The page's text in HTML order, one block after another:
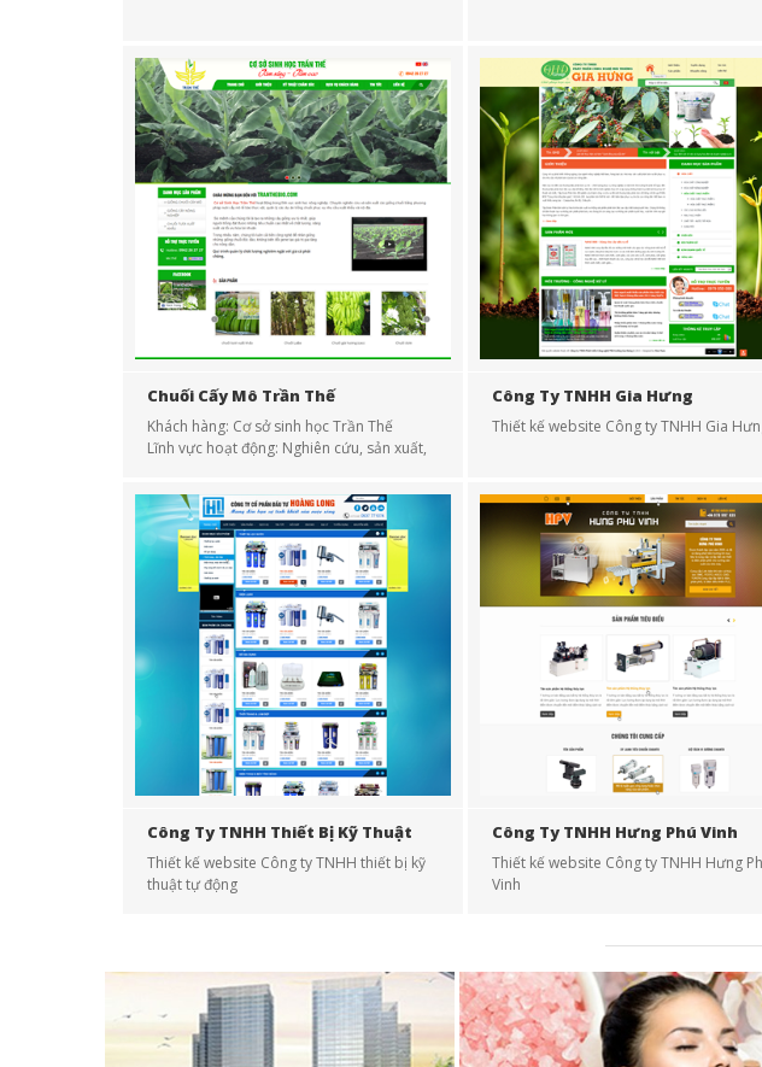
Chuối Cấy Mô Trần Thế
Khách hàng: Cơ sở sinh học Trần Thế
Lĩnh vực hoạt động: Nghiên cứu, sản xuất,
Công Ty TNHH Gia Hưng
Thiết kế website Công ty TNHH Gia
Công Ty TNHH Thiết Bị Kỹ Thuật
Tự Động
Thiết kế website Công ty TNHH thiết bị kỹ
thuật tự động
Công Ty TNHH Hưng Phú Vinh
Thiết kế website Công ty TNHH Hưng
Vinh